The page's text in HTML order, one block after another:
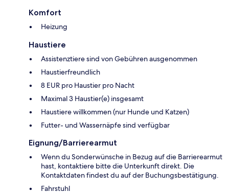
Komfort
Heizung
Haustiere
Assistenztiere sind von Gebühren ausgenommen
Haustierfreundlich
8 EUR pro Haustier pro Nacht
Maximal 3 Haustier(e) insgesamt
Haustiere willkommen (nur Hunde und Katzen)
Futter- und Wassernäpfe sind verfügbar
Eignung/Barrierearmut
Wenn du Sonderwünsche in Bezug auf die Barrierearmut
hast, kontaktiere bitte die Unterkunft direkt. Die
Kontaktdaten findest du auf der Buchungsbestätigung.
Fahrstuhl